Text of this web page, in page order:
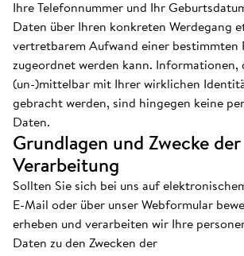
Ihre Telefonnummer und Ihr
Daten über Ihren konkreten Werdegang
vertretbarem Aufwand einer bestimmten
zugeordnet werden kann. Informationen,
(un-)mittelbar mit Ihrer wirklichen
gebracht werden, sind hingegen keine
Daten.
Grundlagen und Zwecke der
Verarbeitung
Sollten Sie sich bei uns auf
E-Mail oder über unser Webformular
erheben und verarbeiten wir Ihre
Daten zu den Zwecken der